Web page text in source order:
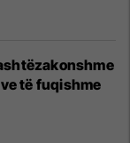
të fuqishme